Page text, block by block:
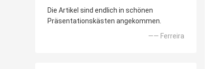
Die Artikel sind endlich in schönen
Präsentationskästen angekommen.
—— Ferreira